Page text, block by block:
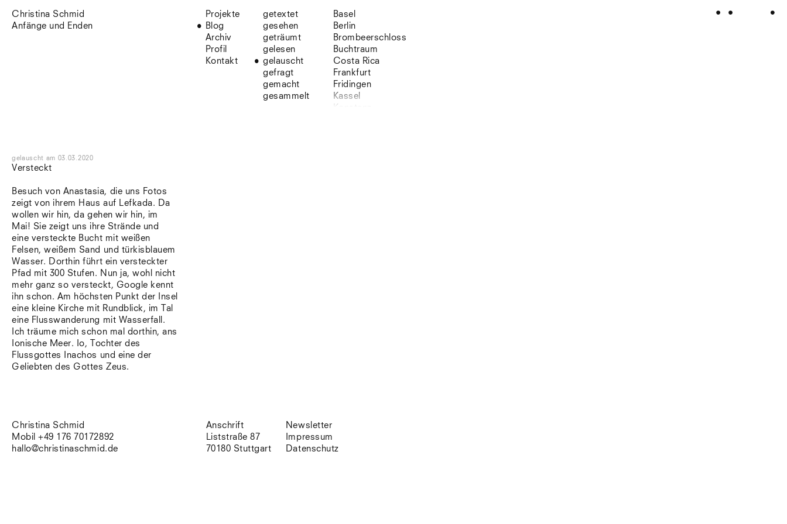
Christina Schmid
Anfänge und Enden
Projekte
Blog
Archiv
Profil
Kontakt
getextet
gesehen
geträumt
gelesen
gelauscht
gefragt
gemacht
gesammelt
Basel
Berlin
Brombeerschloss
Buchtraum
Costa Rica
Frankfurt
Fridingen
Kassel
Versteckt
Besuch von Anastasia, die uns Fotos
zeigt von ihrem Haus auf Lefkada. Da
wollen wir hin, da gehen wir hin, im
Mai! Sie zeigt uns ihre Strände und
eine versteckte Bucht mit weißen
Felsen, weißem Sand und türkisblauem
Wasser. Dorthin führt ein versteckter
Pfad mit 300 Stufen. Nun ja, wohl nicht
mehr ganz so versteckt, Google kennt
ihn schon. Am höchsten Punkt der Insel
eine kleine Kirche mit Rundblick, im Tal
eine Flusswanderung mit Wasserfall.
Ich träume mich schon mal dorthin, ans
Ionische Meer. Io, Tochter des
Flussgottes Inachos und eine der
Geliebten des Gottes Zeus.
gelauscht am 03.03.2020
Christina Schmid
Mobil +49 176 70172892
hallo@christinaschmid.de
Anschrift
Liststraße 87
70180 Stuttgart
Newsletter
Impressum
Datenschutz